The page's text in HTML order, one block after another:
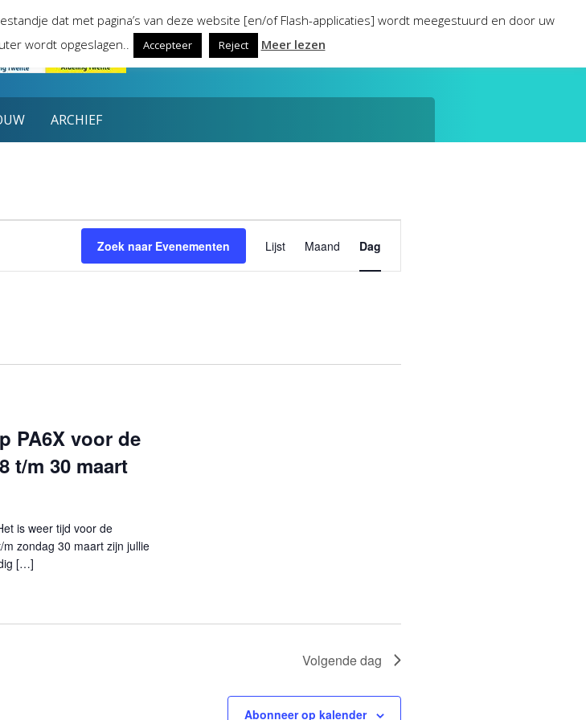
ARCHIEF
Zoek naar Evenementen
Evenement
weergaven
Lijst Maand Dag
PA6X voor de
t/m 30 maart
is weer tijd voor de
zondag 30 maart zijn jullie
[…]
Volgende dag
Abonneer op kalender
dat met pagina’s van deze website [en/of Flash-applicaties] wordt meegestuurd en door uw
wordt opgeslagen..
Accepteer Reject Meer lezen